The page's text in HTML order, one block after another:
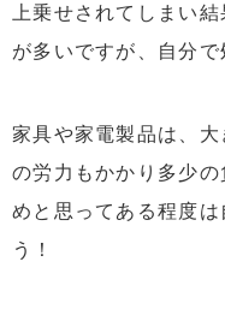
上乗せされてしまい
が多いですが、自分で
家具や家電製品は、
の労力もかかり多少
めと思ってある程度
う！